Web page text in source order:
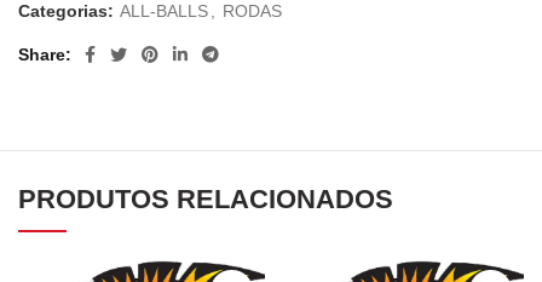
Categorias: ALL-BALLS RODAS
Share
PRODUTOS RELACIONADOS